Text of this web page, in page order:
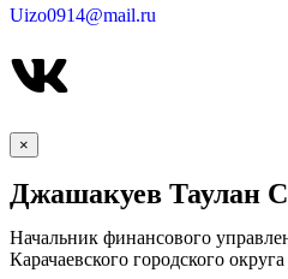
Uizo0914@mail.ru
×
Джашакуев Таулан
Начальник финансового
Карачаевского городского округа